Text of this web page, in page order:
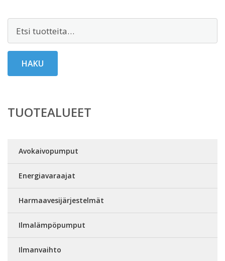
HAKU
TUOTEALUEET
Avokaivopumput
Energiavaraajat
Harmaavesijärjestelmät
Ilmalämpöpumput
Ilmanvaihto